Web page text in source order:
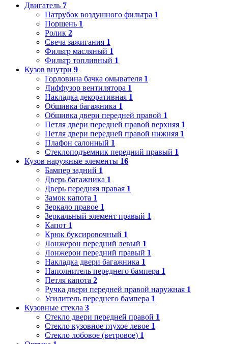
Двигатель 7
Патрубок воздушного фильтра 1
Поршень 1
Ролик 2
Свеча зажигания 1
Фильтр масляный 1
Фильтр топливный 1
Кузов внутри 9
Горловина бачка омывателя 1
Диффузор вентилятора 1
Накладка декоративная 1
Обшивка багажника 1
Обшивка двери передней правой 1
Петля двери передней правой верхняя 1
Петля двери передней правой нижняя 1
Плафон салонный 1
Стеклоподъемник передний правый 1
Кузов наружные элементы 16
Бампер задний 1
Дверь багажника 1
Дверь передняя правая 1
Замок капота 1
Зеркало правое 1
Зеркальный элемент правый 1
Капот 1
Крюк буксировочный 1
Лонжерон передний левый 1
Лонжерон передний правый 1
Накладка двери багажника 1
Наполнитель переднего бампера 1
Петля капота 2
Ручка двери передней правой наружная 1
Усилитель переднего бампера 1
Кузовные стекла 3
Стекло двери передней правой 1
Стекло кузовное глухое левое 1
Стекло лобовое (ветровое) 1